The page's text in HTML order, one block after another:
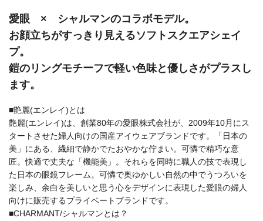
愛眼 × シャルマンのコラボモデル。
お顔立ちがすっきり見えるソフトスクエアシェイ
プ。
鎧のリングモチーフで軽い色味と優しさがプラスし
ます。
■艶麗(エンレイ)とは
艶麗(エンレイ)は、創業80年の愛眼株式会社が、2009年10月にス
タートさせた婦人向けの国産アイウェアブランドです。「日本の
美」にある、繊細で静かでたおやかな佇まい。可憐で精巧な意
匠。快適で丈夫な「機能美」。それらを同時に職人の技で表現し
た日本の眼鏡フレーム。可憐で奥ゆかしい自然の中でうつろいを
楽しみ、余白を美しいと思う心をデザインに表現した愛眼の婦人
向けに販売するプライベートブランドです。
■CHARMANT/シャルマンとは？